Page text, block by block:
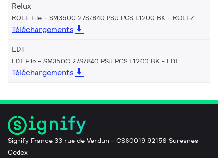
Relux
ROLF File - SM350C 27S/840 PSU PCS L1200 BK ROLFZ
Téléchargements
LDT
LDT File - SM350C 27S/840 PSU PCS L1200 BK LDT
Téléchargements
Signify France 33 rue de Verdun - CS60019 92156 Suresnes
Cedex